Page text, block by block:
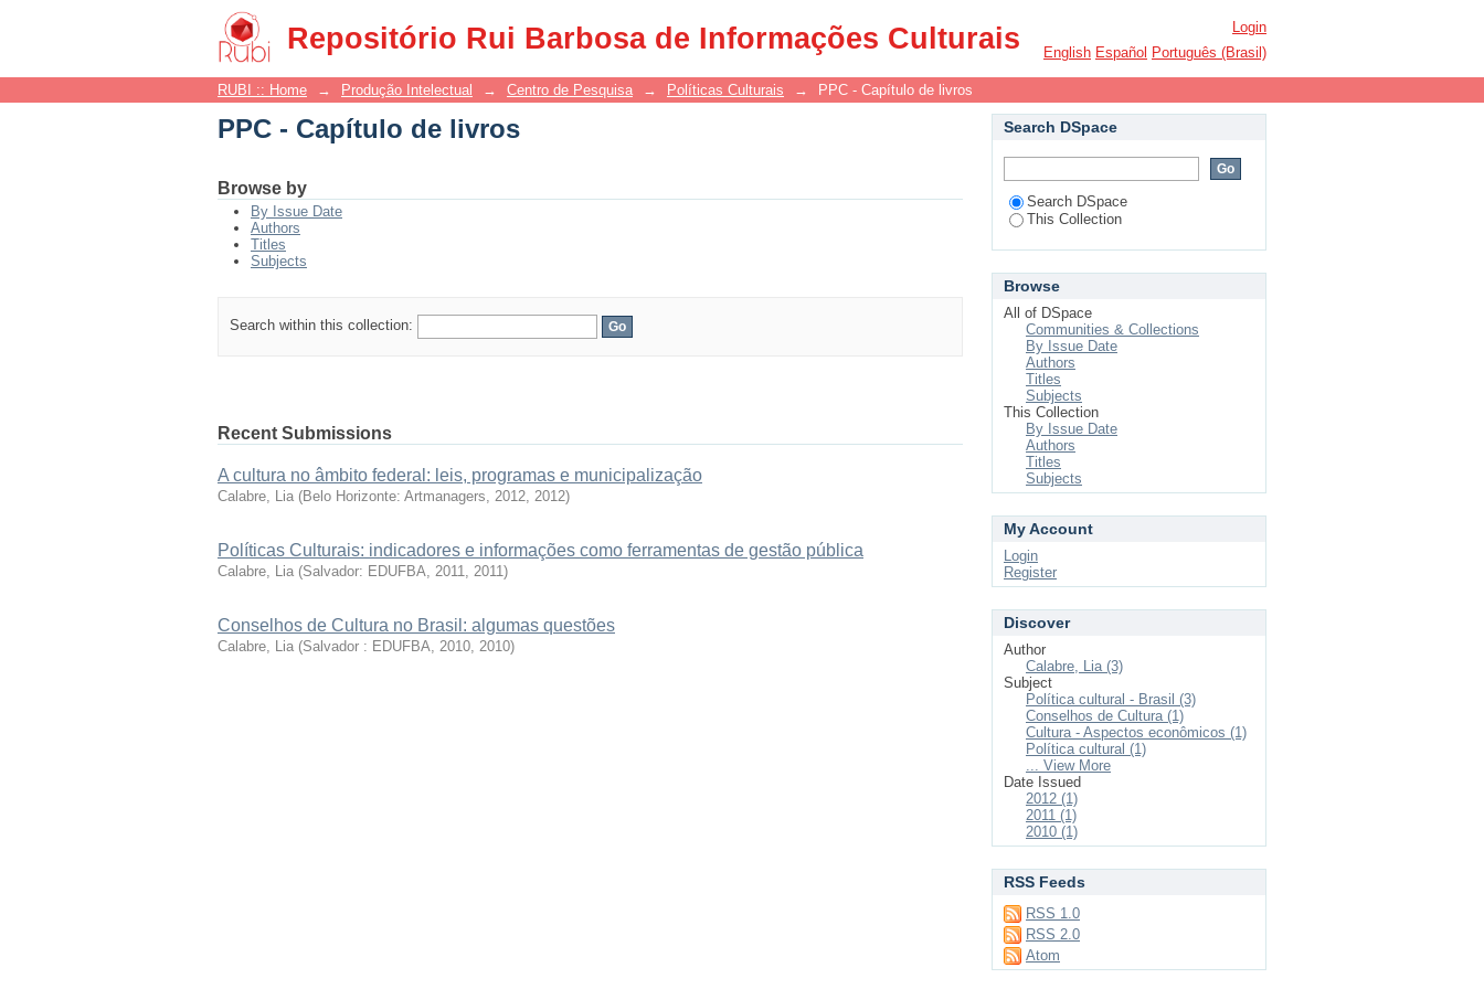
Repositório Rui Barbosa de Informações Culturais
PPC - Capítulo de livros
Login
English Español Português (Brasil)
RUBI :: Home → Produção Intelectual → Centro de Pesquisa → Políticas Culturais → PPC - Capítulo de livros
PPC - Capítulo de livros
Browse by
By Issue Date
Authors
Titles
Subjects
Search within this collection:
Recent Submissions
A cultura no âmbito federal: leis, programas e municipalização
Calabre, Lia (Belo Horizonte: Artmanagers, 2012, 2012)
Políticas Culturais: indicadores e informações como ferramentas de gestão pública
Calabre, Lia (Salvador: EDUFBA, 2011, 2011)
Conselhos de Cultura no Brasil: algumas questões
Calabre, Lia (Salvador : EDUFBA, 2010, 2010)
Search DSpace
Search DSpace
This Collection
Browse
All of DSpace
Communities & Collections
By Issue Date
Authors
Titles
Subjects
This Collection
By Issue Date
Authors
Titles
Subjects
My Account
Login
Register
Discover
Author
Calabre, Lia (3)
Subject
Política cultural - Brasil (3)
Conselhos de Cultura (1)
Cultura - Aspectos econômicos (1)
Política cultural (1)
... View More
Date Issued
2012 (1)
2011 (1)
2010 (1)
RSS Feeds
RSS 1.0
RSS 2.0
Atom